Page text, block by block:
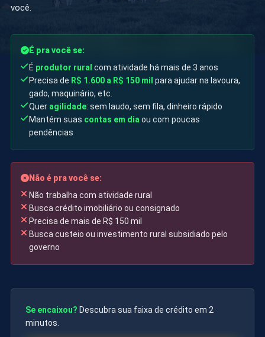
você.
É pra você se:
É produtor rural com atividade há mais de 3 anos
Precisa de R$ 1.600 a R$ 150 mil para ajudar na lavoura,
gado, maquinário, etc.
Quer agilidade: sem laudo, sem fila, dinheiro rápido
Mantém suas contas em dia ou com poucas
pendências
Não é pra você se:
Não trabalha com atividade rural
Busca crédito imobiliário ou consignado
Precisa de mais de R$ 150 mil
Busca custeio ou investimento rural subsidiado pelo
governo
Se encaixou? Descubra sua faixa de crédito em 2
minutos.